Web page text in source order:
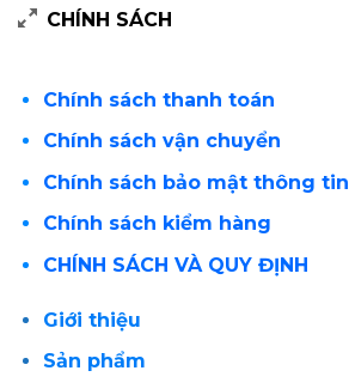
CHÍNH SÁCH
Chính sách thanh toán
Chính sách vận chuyển
Chính sách bảo mật thông tin
Chính sách kiểm hàng
CHÍNH SÁCH VÀ QUY ĐỊNH
Giới thiệu
Sản phẩm